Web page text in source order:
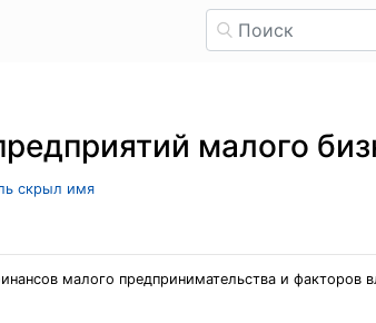
малого
скрыл имя
малого предпринимательства и факторов